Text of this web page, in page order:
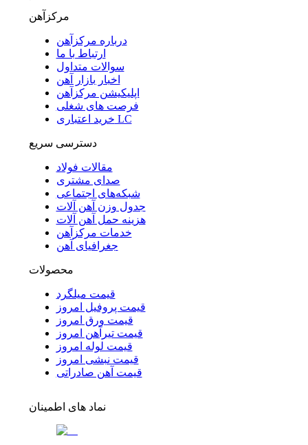
مرکزآهن
درباره مرکزآهن
ارتباط با ما
سوالات متداول
اخبار بازار آهن
اپلیکیشن مرکزآهن
فرصت های شغلی
خرید اعتباری LC
دسترسی سریع
مقالات فولاد
صدای مشتری
شبکه‌های اجتماعی
جدول وزن آهن آلات
هزینه حمل آهن آلات
خدمات مرکزآهن
جغرافیای آهن
محصولات
قیمت میلگرد
قیمت پروفیل امروز
قیمت ورق امروز
قیمت تیرآهن امروز
قیمت لوله امروز
قیمت نبشی امروز
قیمت آهن صادراتی
نماد های اطمینان